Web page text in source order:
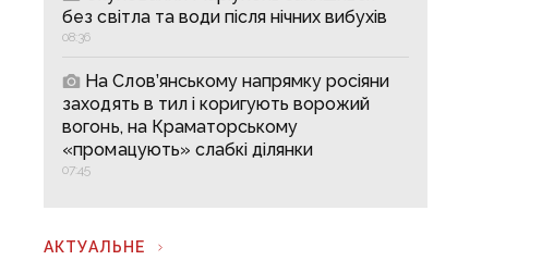
без світла та води після нічних вибухів
08:36
На Слов’янському напрямку росіяни
заходять в тил і коригують ворожий
вогонь, на Краматорському
«промацують» слабкі ділянки
07:45
АКТУАЛЬНЕ